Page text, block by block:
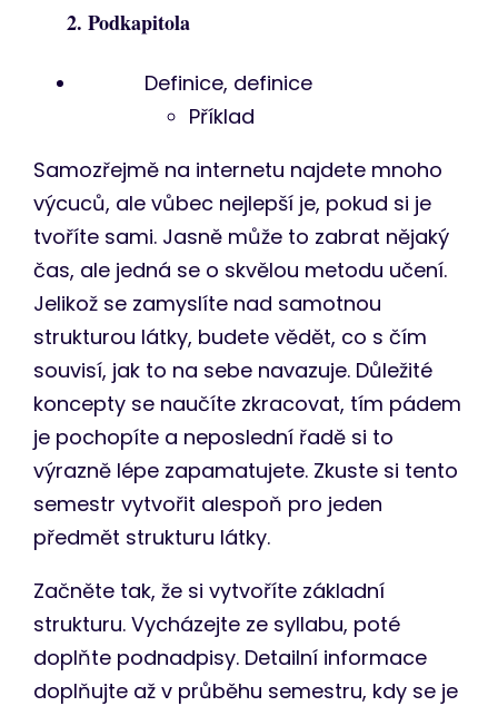
2. Podkapitola
Definice, definice
Příklad
Samozřejmě na internetu najdete mnoho
výcuců, ale vůbec nejlepší je, pokud si je
tvoříte sami. Jasně může to zabrat nějaký
čas, ale jedná se o skvělou metodu učení.
Jelikož se zamyslíte nad samotnou
strukturou látky, budete vědět, co s čím
souvisí, jak to na sebe navazuje. Důležité
koncepty se naučíte zkracovat, tím pádem
je pochopíte a neposlední řadě si to
výrazně lépe zapamatujete. Zkuste si tento
semestr vytvořit alespoň pro jeden
předmět strukturu látky.
Začněte tak, že si vytvoříte základní
strukturu. Vycházejte ze syllabu, poté
doplňte podnadpisy. Detailní informace
doplňujte až v průběhu semestru, kdy se je